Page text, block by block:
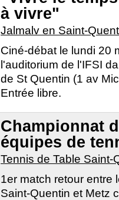
à vivre"
Jalmalv en Saint-
Ciné-débat le lundi 20
l'auditorium de l'IFSI
de St Quentin (1 av
Entrée libre.
Championnat
équipes de
Tennis de Table Saint-
1er match retour entre
Saint-Quentin et Metz